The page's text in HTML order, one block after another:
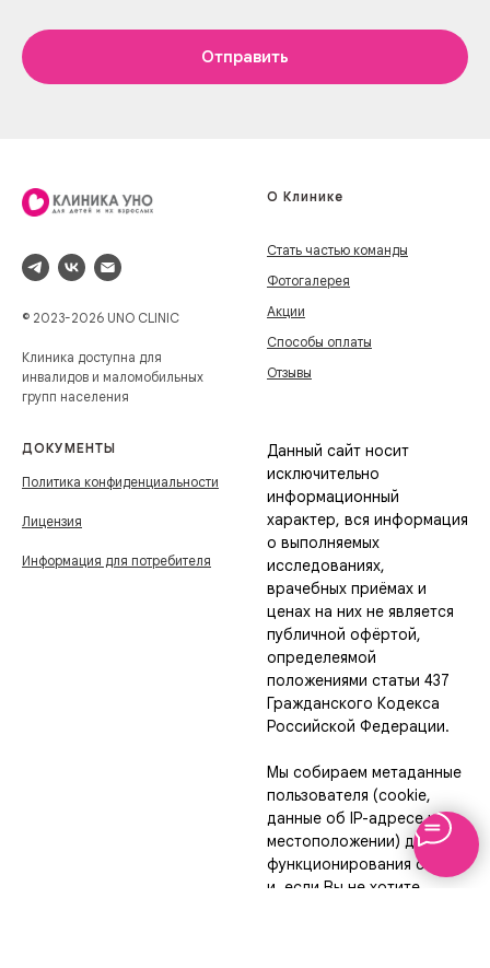
Отправить
© 2023-2026 UNO CLINIC
Клиника доступна для
инвалидов и маломобильных
групп населения
О Клинике
Стать частью команды
Фотогалерея
Акции
Способы оплаты
Отзывы
ДОКУМЕНТЫ
Политика конфиденциальности
Лицензия
Информация для потребителя
Данный сайт носит
исключительно
информационный
характер, вся информация
о выполняемых
исследованиях,
врачебных приёмах и
ценах на них не является
публичной офёртой,
определеямой
положениями статьи 437
Гражданского Кодекса
Российской Федерации.
Мы собираем метаданные
пользователя (cookie,
данные об IP-адресе и
местоположении) для
функционирования сайта
и, если Вы не хотите,